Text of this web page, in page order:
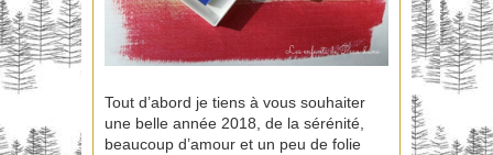
Tout d’abord je tiens à vous souhaiter
une belle année 2018, de la sérénité,
beaucoup d’amour et un peu de folie